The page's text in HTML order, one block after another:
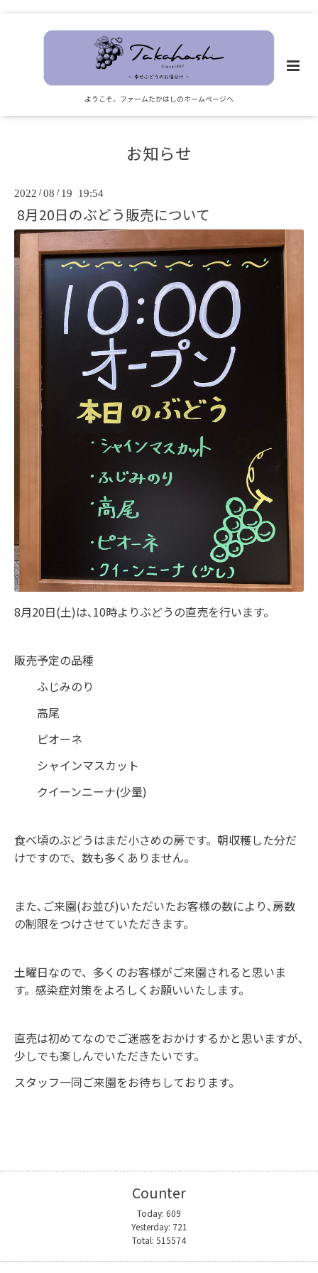
ようこそ、ファームたかはしのホームページへ
お知らせ
2022 /08 / 19 19:54
8月20日のぶどう販売について
8月20日(土)は､10時よりぶどうの直売を行います。
販売予定の品種
ふじみのり
高尾
ピオーネ
シャインマスカット
クイーンニーナ(少量)
食べ頃のぶどうはまだ小さめの房です。朝収穫した分だ
けですので、数も多くありません。
また､ご来園(お並び)いただいたお客様の数により､房数
の制限をつけさせていただきます。
土曜日なので、多くのお客様がご来園されると思いま
す。感染症対策をよろしくお願いいたします。
直売は初めてなのでご迷惑をおかけするかと思いますが､
少しでも楽しんでいただきたいです。
スタッフ一同ご来園をお待ちしております。
Counter
Today: 609
Yesterday: 721
Total: 515574